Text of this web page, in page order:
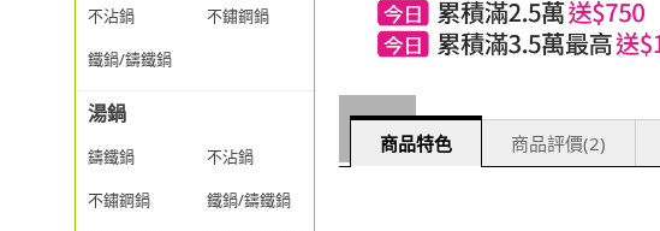
不沾鍋
不鏽鋼鍋
鐵鍋/鑄鐵鍋
湯鍋
鑄鐵鍋
不沾鍋
不鏽鋼鍋
鐵鍋/鑄鐵鍋
商品特色 商品評價(2)